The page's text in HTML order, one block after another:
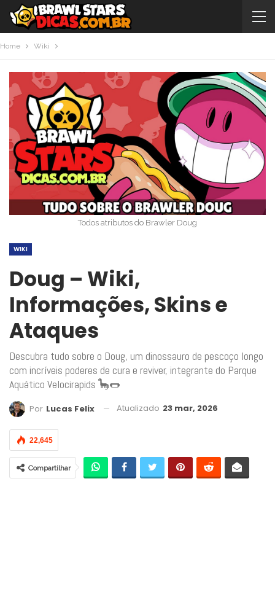
Home Wiki
Todos atributos do Brawler Doug
WIKI
Doug – Wiki,
Informações, Skins e
Ataques
Descubra tudo sobre o Doug, um dinossauro de pescoço longo
com incríveis poderes de cura e reviver, integrante do Parque
Aquático Velocirapids 🦕🌭
Por Lucas Felix Atualizado 23 mar, 2026
22,645
Compartilhar